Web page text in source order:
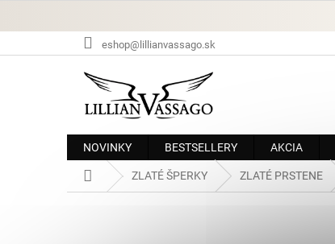
eshop@lillianvassago.sk
NOVINKY BESTSELLERY AKCIA
DomovZLATÉ ŠPERKY ZLATÉ PRSTENE